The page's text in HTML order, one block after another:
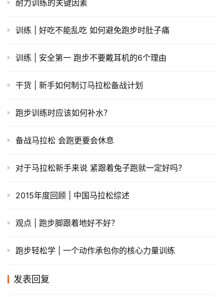
耐力训练的关键因素
训练 | 好吃不能乱吃 如何避免跑步时肚子痛
训练 | 安全第一 跑步不要戴耳机的6个理由
干货 | 新手如何制订马拉松备战计划
跑步训练时应该如何补水？
备战马拉松 会跑更要会休息
对于马拉松新手来说 紧跟着兔子跑就一定好吗？
2015年度回顾 | 中国马拉松综述
观点 | 跑步脚跟着地好不好？
跑步轻松学 | 一个动作承包你的核心力量训练
发表回复